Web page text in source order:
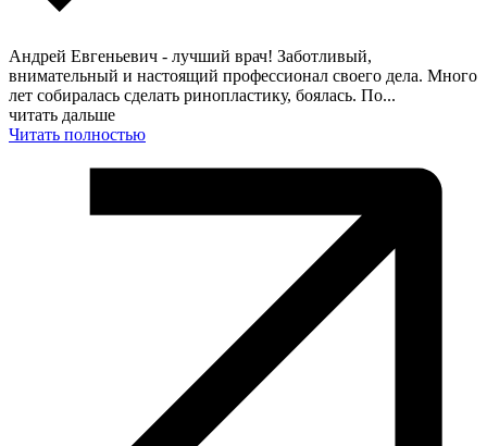
Андрей Евгеньевич - лучший врач! Заботливый,
внимательный и настоящий профессионал своего дела. Много
лет собиралась сделать ринопластику, боялась. По...
читать дальше
Читать полностью